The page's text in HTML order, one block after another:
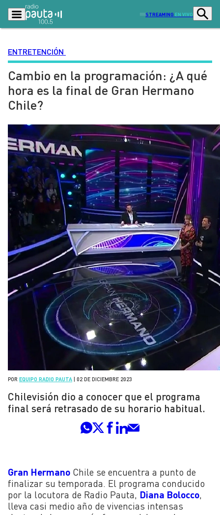
STREAMING EN VIVO
Podcasts Programas
Lo Último Actualidad
Ciudad
Radio en vivo Sostenibilidad
Tendencias Deportes
Entretención y Cultura Opinión
Dato en Pauta Señal 2
Contenido Patrocinado
ENTRETENCIÓN
Cambio en la programación: ¿A qué
hora es la final de Gran Hermano
Chile?
POR EQUIPO RADIO PAUTA 02 DE DICIEMBRE 2023
Chilevisión dio a conocer que el programa
final será retrasado de su horario habitual.
Gran Hermano Chile se encuentra a punto de
finalizar su temporada. El programa conducido
por la locutora de Radio Pauta, Diana Bolocco
lleva casi medio año de vivencias intensas